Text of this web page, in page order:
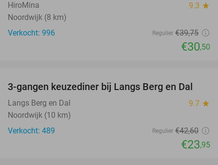
HiroMina 9.3 star
Noordwijk (8 km)
Verkocht: 996
Regulier €39,75
€30,50
44%
3-gangen keuzediner bij Langs Berg en Dal
Langs Berg en Dal 9.7 star
Noordwijk (10 km)
Verkocht: 489
Regulier €42,60
€23,95